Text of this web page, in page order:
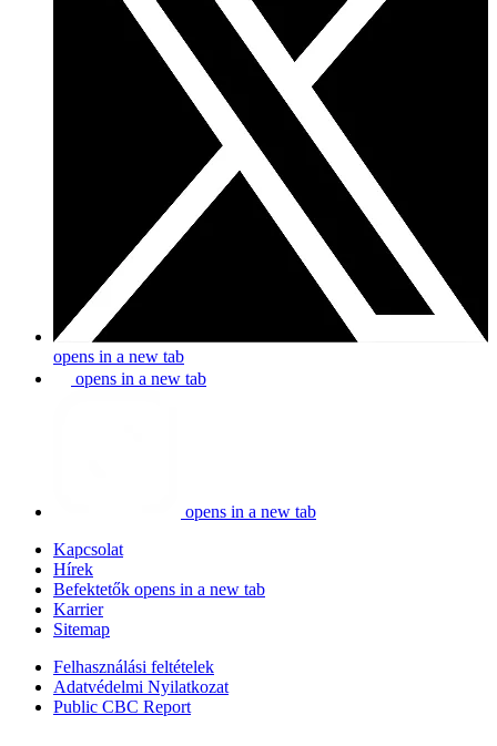
opens in a new tab
opens in a new tab
opens in a new tab
Kapcsolat
Hírek
Befektetők opens in a new tab
Karrier
Sitemap
Felhasználási feltételek
Adatvédelmi Nyilatkozat
Public CBC Report